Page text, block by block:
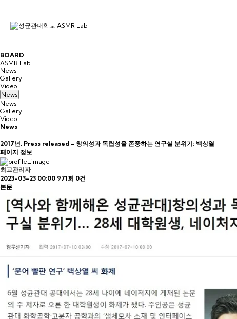
BOARD
ASMR Lab
News
Gallery
Video
News
News
Gallery
Video
News
2017년, Press released - 창의성과 독립성을 존중하는 연구실 분위기: 백상열
페이지 정보
최고관리자
2023-03-23 00:00 971회 0건
본문